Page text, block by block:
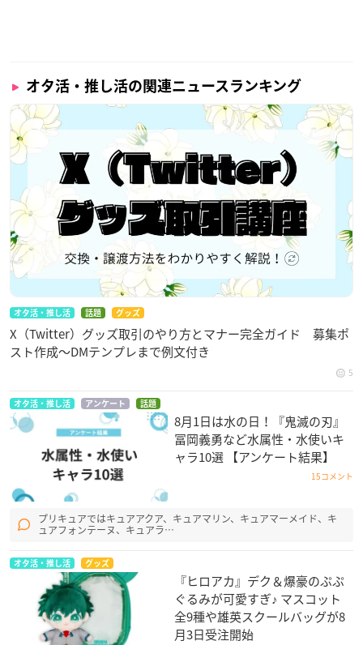
オタ活・推し活の関連ニュースランキング
オタ活・推し活 話題 グッズ
X（Twitter）グッズ取引のやり方とマナー完全ガイド 募集ポ
スト作成〜DMテンプレまで例文付き
5
オタ活・推し活 アンケート 話題
8月1日は水の日！『鬼滅の刃』
冨岡義勇など水属性・水使いキ
ャラ10選 【アンケート結果】
15コメント
プリキュアではキュアアクア、キュアマリン、キュアマーメイド、キ
ュアフォンテーヌ、キュアラ…
オタ活・推し活 グッズ
『ヒロアカ』デク＆爆豪のぷぷ
ぐるみが可愛すぎ♪ マスコット
全9種や雄英スクールバッグが8
月3日受注開始